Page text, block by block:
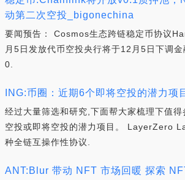
动第二次空投_bigonechina
要闻预告： Cosmos生态跨链稳定币协议
月5日发放代币空投央行将于12月5日下调
0.
ING:币圈：近期6个即将空投的潜力项
经过大量筛选和研究,下面帮大家梳理下值
空投或即将空投的潜力项目。 LayerZero
种全链互操作性协议.
ANT:Blur 带动 NFT 市场回暖 探索